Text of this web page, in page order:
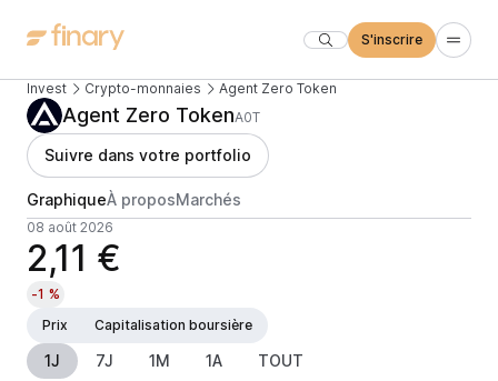
S'inscrire
Invest Crypto-monnaies Agent Zero Token
Agent Zero TokenA0T
Suivre dans votre portfolio
GraphiqueÀ proposMarchés
08 août 2026
2,11 €
-1 %
Prix
Capitalisation boursière
1J 7J 1M 1A TOUT